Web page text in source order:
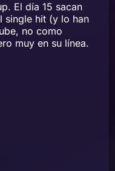
El día 15 sacan
single hit (y lo han
no como
muy en su línea.